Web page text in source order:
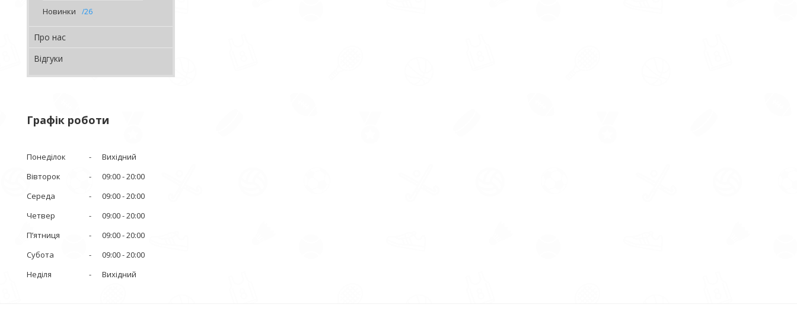
Новинки 26
Про нас
Відгуки
Графік роботи
Понеділок
Вихідний
Вівторок
09:00 20:00
Середа
09:00 20:00
Четвер
09:00 20:00
Пʼятниця
09:00 20:00
Субота
09:00 20:00
Неділя
Вихідний